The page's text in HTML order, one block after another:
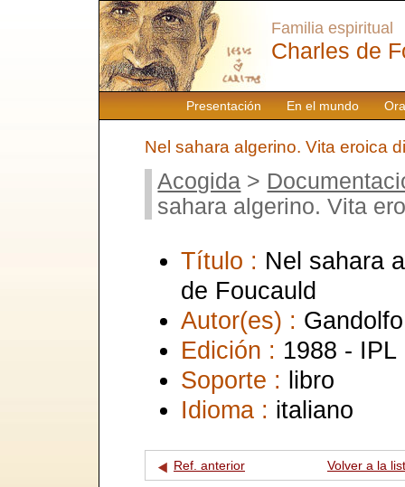
Presentación En el mundo
Familia espiritual
Charles de
Nel sahara algerino. Vita eroica
Acogida >
sahara algerino. Vita
Título : Nel sahara
de Foucauld
Autor(es) :
Edición : 1988 - IPL
Soporte : libro
Idioma : italiano
Ref. anterior Volver a la